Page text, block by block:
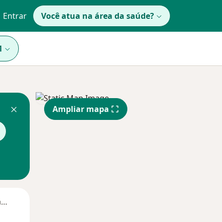
Entrar Você atua na área da saúde?
Segunda-feira
Ampliar mapa